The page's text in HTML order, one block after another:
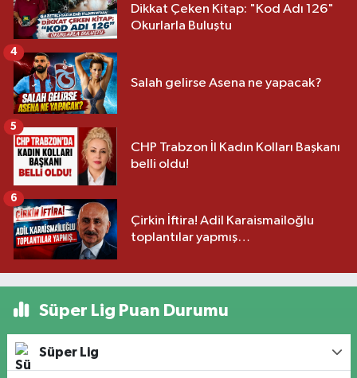
Dikkat Çeken Kitap: "Kod Adı 126"
Okurlarla Buluştu
Salah gelirse Asena ne yapacak?
4
CHP Trabzon İl Kadın Kolları Başkanı
belli oldu!
5
Çirkin İftira! Adil Karaismailoğlu
toplantılar yapmış…
6
Süper Lig Puan Durumu
Süper Lig